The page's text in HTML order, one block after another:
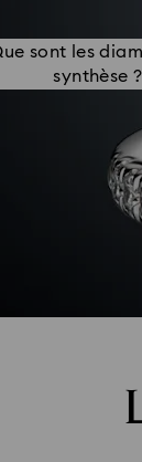
sont les
synthèse ?